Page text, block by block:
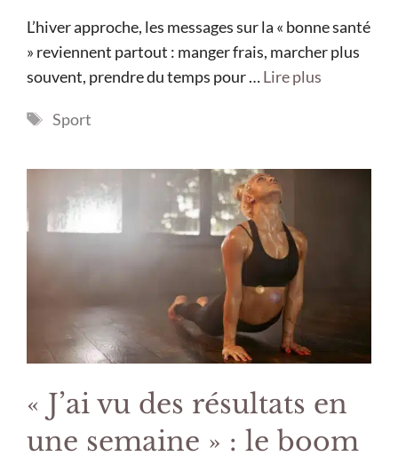
L’hiver approche, les messages sur la « bonne santé
» reviennent partout : manger frais, marcher plus
souvent, prendre du temps pour …Lire plus
Étiquettes
Sport
« J’ai vu des résultats en
une semaine » : le boom